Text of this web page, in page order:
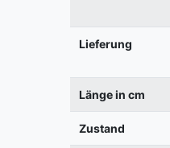
Lieferung
Länge in cm
Zustand